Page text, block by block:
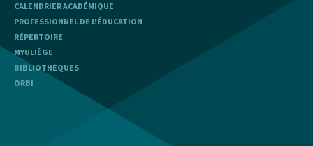
CALENDRIER ACADÉMIQUE
PROFESSIONNEL DE L'ÉDUCATION
RÉPERTOIRE
MYULIÈGE
BIBLIOTHÈQUES
ORBI